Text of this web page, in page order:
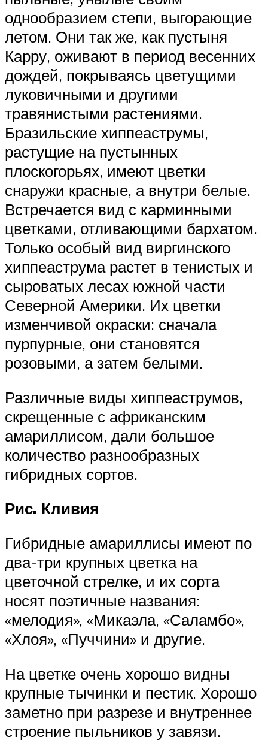
однообразием степи, выгорающие
летом. Они так же, как пустыня
Карру, оживают в период весенних
дождей, покрываясь цветущими
луковичными и другими
травянистыми растениями.
Бразильские хиппеаструмы,
растущие на пустынных
плоскогорьях, имеют цветки
снаружи красные, а внутри белые.
Встречается вид с карминными
цветками, отливающими бархатом.
Только особый вид виргинского
хиппеаструма растет в тенистых и
сыроватых лесах южной части
Северной Америки. Их цветки
изменчивой окраски: сначала
пурпурные, они становятся
розовыми, а затем белыми.
Различные виды хиппеаструмов,
скрещенные с африканским
амариллисом, дали большое
количество разнообразных
гибридных сортов.
Рис. Кливия
Гибридные амариллисы имеют по
два-три крупных цветка на
цветочной стрелке, и их сорта
носят поэтичные названия:
«мелодия», «Микаэла, «Саламбо»,
«Хлоя», «Пуччини» и другие.
На цветке очень хорошо видны
крупные тычинки и пестик. Хорошо
заметно при разрезе и внутреннее
строение пыльников у завязи.